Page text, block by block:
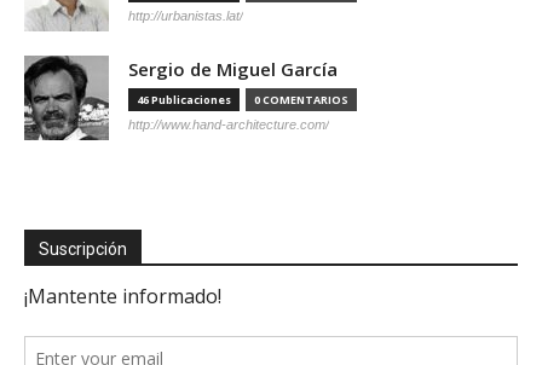
http://urbanistas.lat/
Sergio de Miguel García
46 Publicaciones 0 COMENTARIOS
http://www.hand-architecture.com/
Suscripción